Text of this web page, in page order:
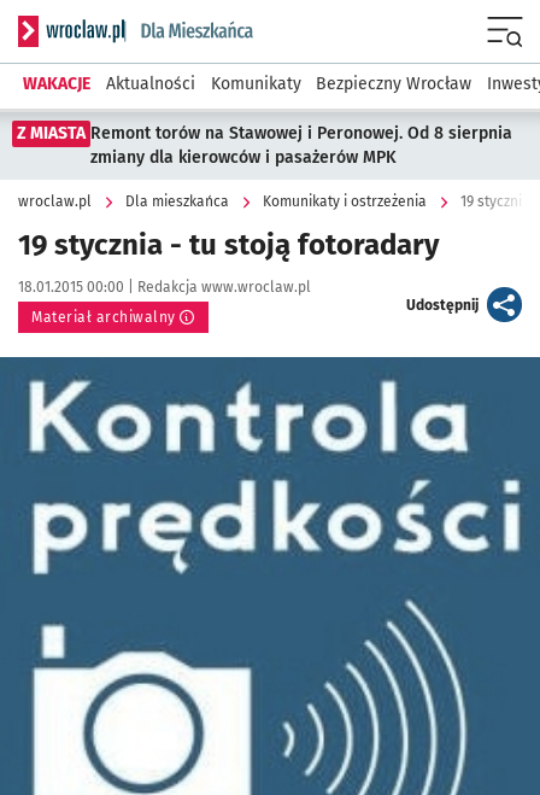
Serwis informacyjny wroclaw.pl podserwis: Dla mieszkańca
WAKACJE Aktualności Komunikaty Bezpieczny Wrocław
Z MIASTA Remont torów na Stawowej i Peronowej. Od 8 sierpnia
zmiany dla kierowców i pasażerów MPK
wroclaw.pl Dla mieszkańca Komunikaty i ostrzeżenia 19 stycznia
19 stycznia - tu stoją fotoradary
Data publikacji:
18.01.2015 00:00 | Autor:
Redakcja www.wroclaw.pl
Materiał archiwalny
Udostępnijartykuł